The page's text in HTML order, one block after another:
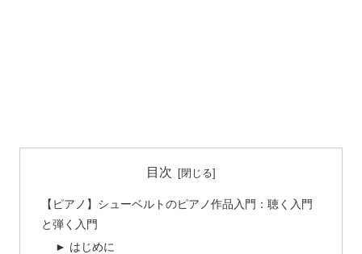
目次
【ピアノ】シューベルトのピアノ作品入門：聴く入門
と弾く入門
► はじめに